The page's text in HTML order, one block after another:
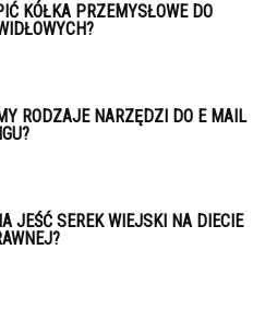
KÓŁKA PRZEMYSŁOWE DO
RODZAJE NARZĘDZI DO E MAIL
JEŚĆ SEREK WIEJSKI NA DIECIE